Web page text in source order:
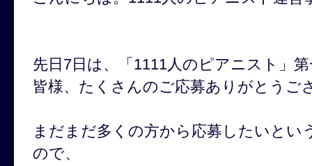
先日7日は、「1111人のピアニスト」
皆様、たくさんのご応募ありがとうご
まだまだ多くの方から応募したいとい
ので、